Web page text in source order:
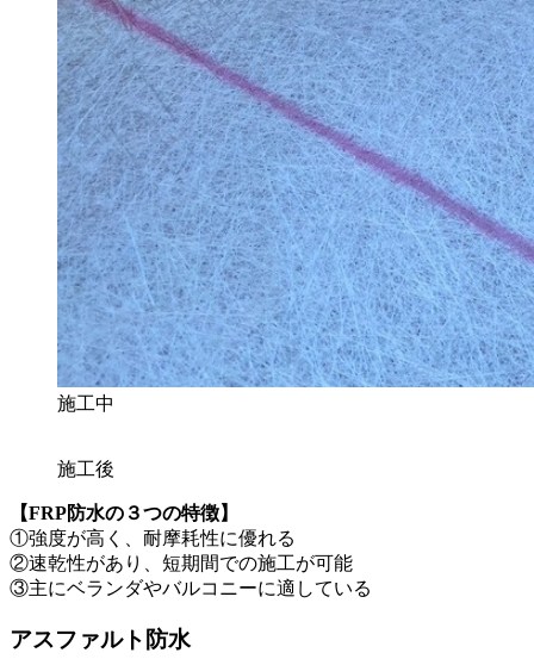
施工中
施工後
【FRP防水の３つの特徴】
①強度が高く、耐摩耗性に優れる
②速乾性があり、短期間での施工が可能
③主にベランダやバルコニーに適している
アスファルト防水